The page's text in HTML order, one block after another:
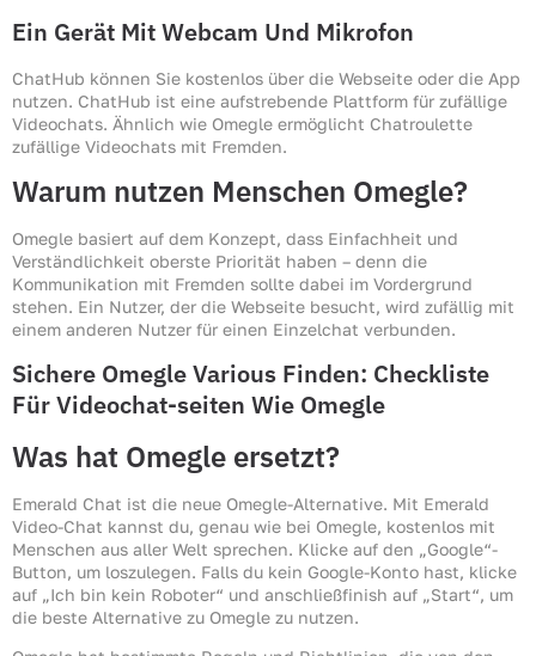
Ein Gerät Mit Webcam Und Mikrofon
ChatHub können Sie kostenlos über die Webseite oder die App
nutzen. ChatHub ist eine aufstrebende Plattform für zufällige
Videochats. Ähnlich wie Omegle ermöglicht Chatroulette
zufällige Videochats mit Fremden.
Warum nutzen Menschen Omegle?
Omegle basiert auf dem Konzept, dass Einfachheit und
Verständlichkeit oberste Priorität haben – denn die
Kommunikation mit Fremden sollte dabei im Vordergrund
stehen. Ein Nutzer, der die Webseite besucht, wird zufällig mit
einem anderen Nutzer für einen Einzelchat verbunden.
Sichere Omegle Various Finden: Checkliste
Für Videochat-seiten Wie Omegle
Was hat Omegle ersetzt?
Emerald Chat ist die neue Omegle-Alternative. Mit Emerald
Video-Chat kannst du, genau wie bei Omegle, kostenlos mit
Menschen aus aller Welt sprechen. Klicke auf den „Google“-
Button, um loszulegen. Falls du kein Google-Konto hast, klicke
auf „Ich bin kein Roboter“ und anschließfinish auf „Start“, um
die beste Alternative zu Omegle zu nutzen.